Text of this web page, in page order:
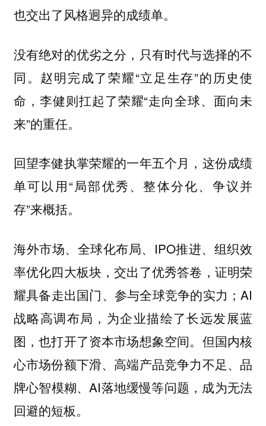
也交出了风格迥异的成绩单。
没有绝对的优劣之分，只有时代与选择的不
同。赵明完成了荣耀“立足生存”的历史使
命，李健则扛起了荣耀“走向全球、面向未
来”的重任。
回望李健执掌荣耀的一年五个月，这份成绩
单可以用“局部优秀、整体分化、争议并
存”来概括。
海外市场、全球化布局、IPO推进、组织效
率优化四大板块，交出了优秀答卷，证明荣
耀具备走出国门、参与全球竞争的实力；AI
战略高调布局，为企业描绘了长远发展蓝
图，也打开了资本市场想象空间。但国内核
心市场份额下滑、高端产品竞争力不足、品
牌心智模糊、AI落地缓慢等问题，成为无法
回避的短板。